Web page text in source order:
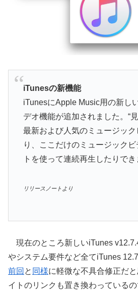
iTunesの新機能
iTunesにApple Music用の新し
デオ機能が追加されました。“
最新および人気のミュージッ
り、ここだけのミュージック
トを使って連続再生したりでき
リリースノートより
現在のところ新しいiTunes
やシステム要件など全てiTunes
前回 と 同様に軽微な不具合修正だ
イトのリンクも置き換わっている